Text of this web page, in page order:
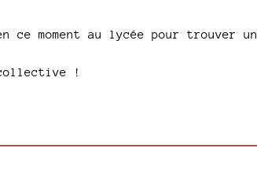
ce moment au lycée pour trouver un
!